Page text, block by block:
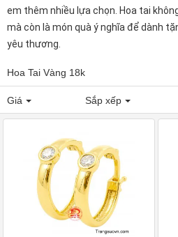
em thêm nhiều lựa chọn. Hoa tai
mà còn là món quà ý nghĩa để dành
yêu thương.
Hoa Tai Vàng 18k
Giá Sắp xếp